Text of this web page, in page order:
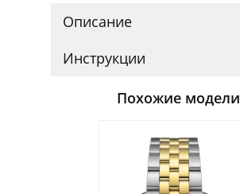
Описание
Инструкции
Похожие модели